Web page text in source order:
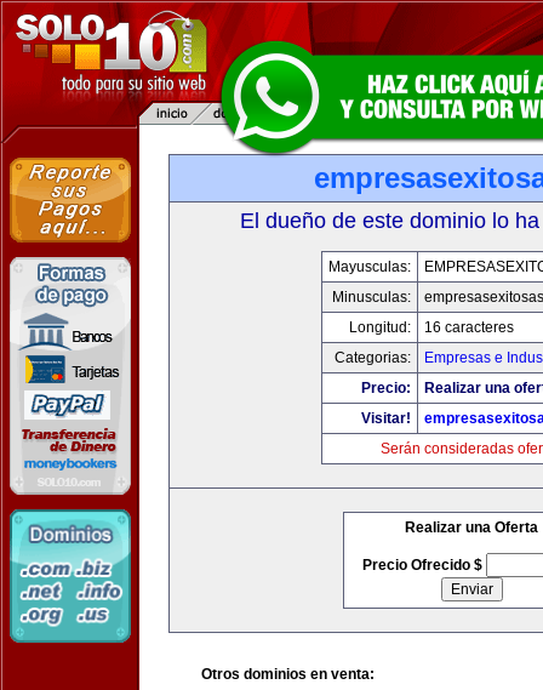
El dueño de este dominio lo
Mayusculas:
Minusculas:
Longitud:
16 caracteres
Categorias:
Empresas e
Precio:
Realizar una
Visitar!
Serán consideradas
Realizar una Oferta
Precio Ofrecido $
Otros dominios en venta: